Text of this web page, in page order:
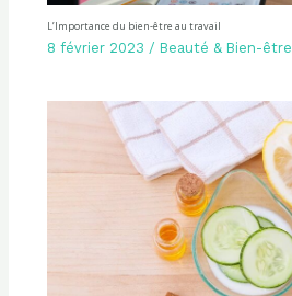
L’Importance du bien-être au travail
8 février 2023 / Beauté & Bien-être